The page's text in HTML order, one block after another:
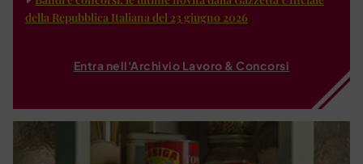
della Repubblica Italiana del 23 giugno 2026
Entra nell'Archivio Lavoro & Concorsi